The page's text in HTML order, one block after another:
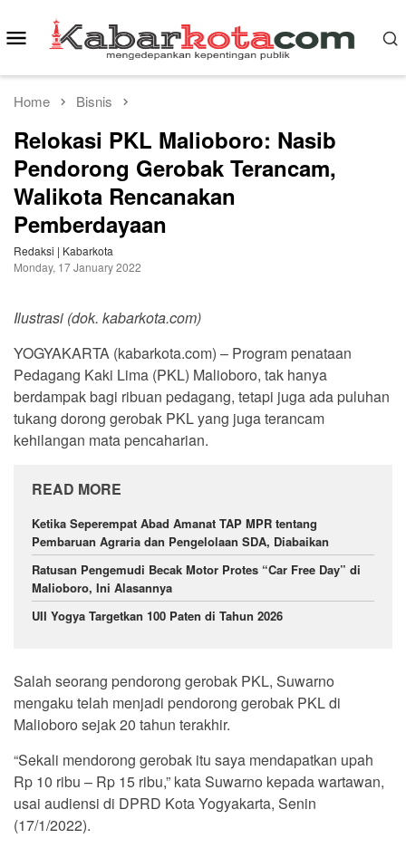
to
content
Mobile
Menu
Home Bisnis
Relokasi PKL Malioboro: Nasib
Pendorong Gerobak Terancam,
Walikota Rencanakan
Pemberdayaan
Redaksi | Kabarkota
Monday, 17 January 2022
Ilustrasi (dok. kabarkota.com)
YOGYAKARTA (kabarkota.com) – Program penataan
Pedagang Kaki Lima (PKL) Malioboro, tak hanya
berdampak bagi ribuan pedagang, tetapi juga ada puluhan
tukang dorong gerobak PKL yang juga terancam
kehilangan mata pencaharian.
READ MORE
Ketika Seperempat Abad Amanat TAP MPR tentang
Pembaruan Agraria dan Pengelolaan SDA, Diabaikan
Ratusan Pengemudi Becak Motor Protes “Car Free Day” di
Malioboro, Ini Alasannya
UII Yogya Targetkan 100 Paten di Tahun 2026
Salah seorang pendorong gerobak PKL, Suwarno
mengaku telah menjadi pendorong gerobak PKL di
Malioboro sejak 20 tahun terakhir.
“Sekali mendorong gerobak itu saya mendapatkan upah
Rp 10 ribu – Rp 15 ribu,” kata Suwarno kepada wartawan,
usai audiensi di DPRD Kota Yogyakarta, Senin
(17/1/2022).